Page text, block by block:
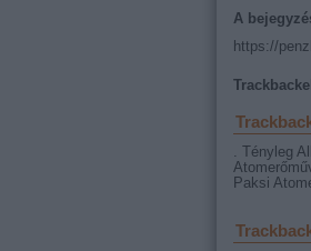
A
https://
. Tényleg
Paksi